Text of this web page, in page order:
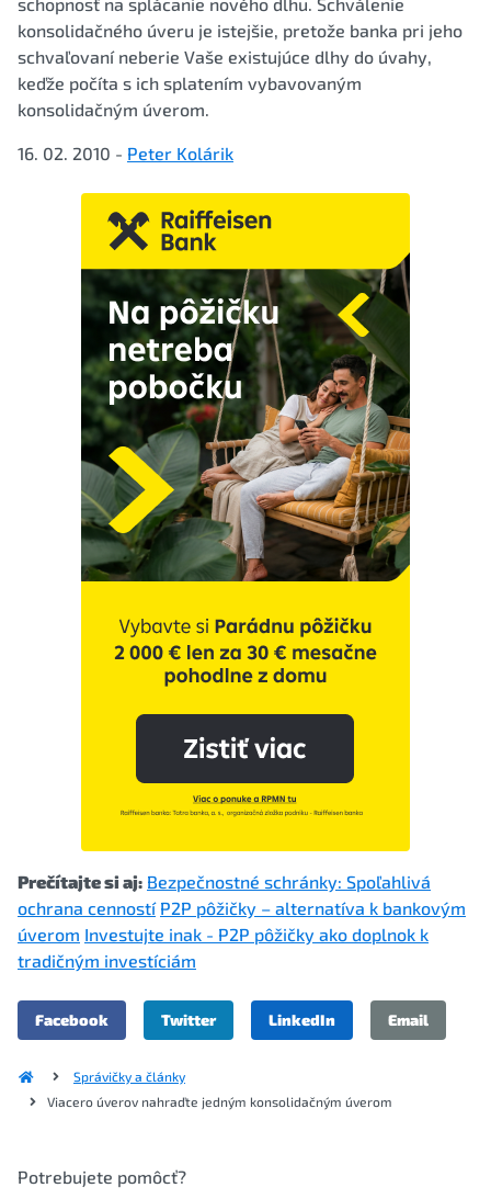
konsolidačného úveru je istejšie, pretože banka pri jeho
schvaľovaní neberie Vaše existujúce dlhy do úvahy,
keďže počíta s ich splatením vybavovaným
konsolidačným úverom.
16. 02. 2010 - Peter Kolárik
Prečítajte si aj: Bezpečnostné schránky: Spoľahlivá
ochrana cenností P2P pôžičky – alternatíva k bankovým
úverom Investujte inak - P2P pôžičky ako doplnok k
tradičným investíciám
Facebook Twitter LinkedIn Email
Správičky a články
Viacero úverov nahraďte jedným konsolidačným úverom
Potrebujete pomôcť?